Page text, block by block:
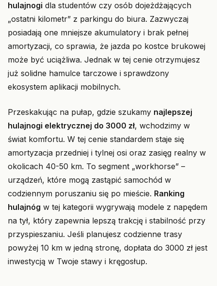
hulajnogi dla studentów czy osób dojeżdżających
„ostatni kilometr” z parkingu do biura. Zazwyczaj
posiadają one mniejsze akumulatory i brak pełnej
amortyzacji, co sprawia, że jazda po kostce brukowej
może być uciążliwa. Jednak w tej cenie otrzymujesz
już solidne hamulce tarczowe i sprawdzony
ekosystem aplikacji mobilnych.
Przeskakując na pułap, gdzie szukamy najlepszej
hulajnogi elektrycznej do 3000 zł, wchodzimy w
świat komfortu. W tej cenie standardem staje się
amortyzacja przedniej i tylnej osi oraz zasięg realny w
okolicach 40-50 km. To segment „workhorse” –
urządzeń, które mogą zastąpić samochód w
codziennym poruszaniu się po mieście. Ranking
hulajnóg w tej kategorii wygrywają modele z napędem
na tył, który zapewnia lepszą trakcję i stabilność przy
przyspieszaniu. Jeśli planujesz codzienne trasy
powyżej 10 km w jedną stronę, dopłata do 3000 zł jest
inwestycją w Twoje stawy i kręgosłup.